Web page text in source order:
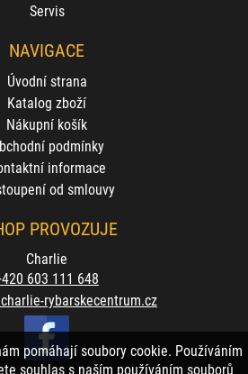
Servis
NAVIGACE
Úvodní strana
Katalog zboží
Nákupní košík
podmínky
informace
od smlouvy
PROVOZUJE
Charlie
603 111 648
rybarskecentrum.cz
pomáhají soubory cookie. Používáním
souhlas s naším používáním souborů